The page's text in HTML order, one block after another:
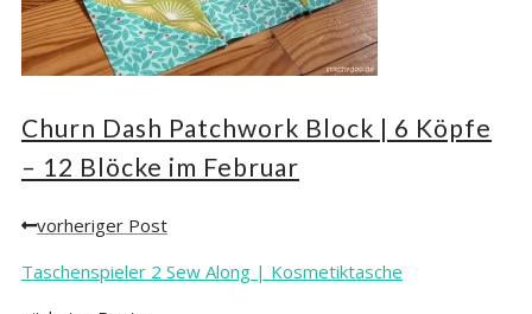
Churn Dash Patchwork Block | 6 Köpfe
– 12 Blöcke im Februar
Posts
navigation
vorheriger Post
Taschenspieler 2 Sew Along | Kosmetiktasche